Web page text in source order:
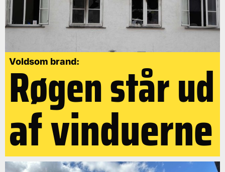
Voldsom brand:
Røgen står ud
af vinduerne